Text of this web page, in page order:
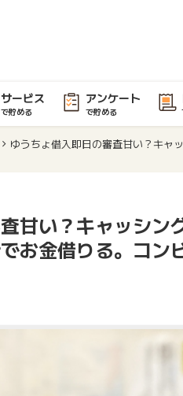
サービス
で貯める
アンケート
で貯める
ゆうちょ借入即日の審査甘い？キャ
甘い？キャッシン
お金借りる。コン